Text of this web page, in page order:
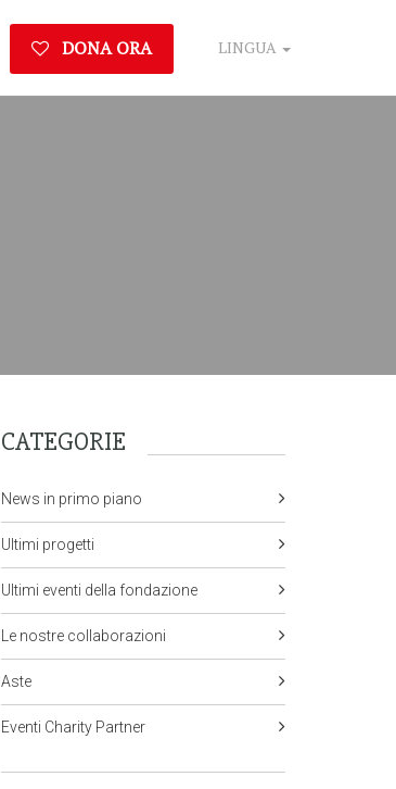
DONA ORA LINGUA
CATEGORIE
News in primo piano
Ultimi progetti
Ultimi eventi della fondazione
Le nostre collaborazioni
Aste
Eventi Charity Partner